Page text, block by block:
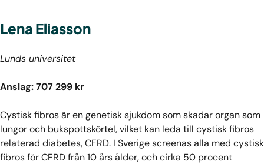
Lena Eliasson
Lunds universitet
Anslag: 707 299 kr
Cystisk fibros är en genetisk sjukdom som skadar organ som
lungor och bukspottskörtel, vilket kan leda till cystisk fibros
relaterad diabetes, CFRD. I Sverige screenas alla med cystisk
fibros för CFRD från 10 års ålder, och cirka 50 procent